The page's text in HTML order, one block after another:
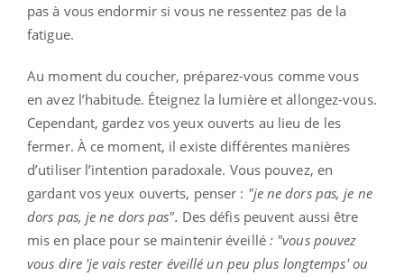
pas à vous endormir si vous ne ressentez pas de la
fatigue.
Au moment du coucher, préparez-vous comme vous
en avez l’habitude. Éteignez la lumière et allongez-vous.
Cependant, gardez vos yeux ouverts au lieu de les
fermer. À ce moment, il existe différentes manières
d’utiliser l’intention paradoxale. Vous pouvez, en
gardant vos yeux ouverts, penser : "je ne dors pas, je ne
dors pas, je ne dors pas". Des défis peuvent aussi être
mis en place pour se maintenir éveillé: "vous pouvez
vous dire 'je vais rester éveillé un peu plus longtemps' ou